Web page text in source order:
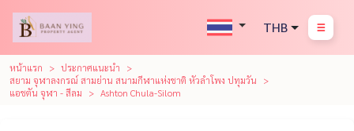
THB
หน้าแรก
ประกาศแนะนำ
สยาม จุฬาลงกรณ์ สามย่าน สนามกีฬาแห่งชาติ หัวลำโพง ปทุมวัน
แอชตัน จุฬา - สีลม
Ashton Chula-Silom